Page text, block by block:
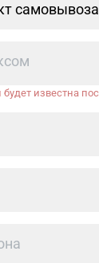
самовывоза
известна